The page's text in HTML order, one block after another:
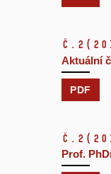
č.2
Aktuální
PDF
č.2
Prof.